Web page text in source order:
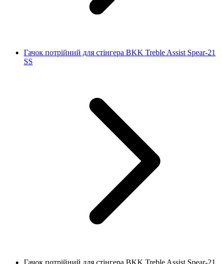
Гачок потрійний для стінгера BKK Treble Assist Spear-21
SS
Гачок потрійний для стінгера BKK Treble Assist Spear-21